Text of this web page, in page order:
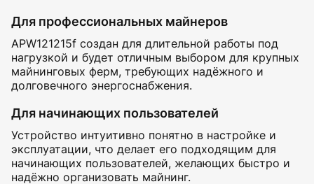
Для профессиональных майнеров
APW121215f создан для длительной работы под
нагрузкой и будет отличным выбором для крупных
майнинговых ферм, требующих надёжного и
долговечного энергоснабжения.
Для начинающих пользователей
Устройство интуитивно понятно в настройке и
эксплуатации, что делает его подходящим для
начинающих пользователей, желающих быстро и
надёжно организовать майнинг.